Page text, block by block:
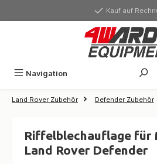
Kauf auf
Navigation
Land Rover Zubehör Defender Zubehör
Riffelblechauflage für
Land Rover Defender